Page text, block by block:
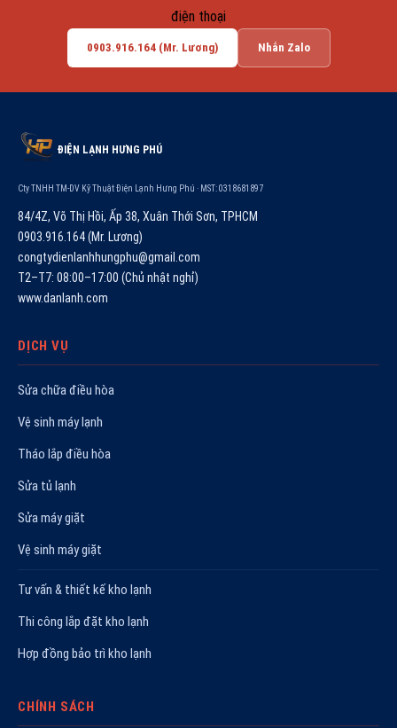
điện thoại
0903.916.164 (Mr. Lương) Nhắn Zalo
ĐIỆN LẠNH HƯNG PHÚ
Cty TNHH TM-DV Kỹ Thuật Điện Lạnh Hưng Phú · MST: 0318681897
84/4Z, Võ Thị Hồi, Ấp 38, Xuân Thới Sơn, TPHCM
0903.916.164 (Mr. Lương)
congtydienlanhhungphu@gmail.com
T2–T7: 08:00–17:00 (Chủ nhật nghỉ)
www.danlanh.com
DỊCH VỤ
Sửa chữa điều hòa
Vệ sinh máy lạnh
Tháo lắp điều hòa
Sửa tủ lạnh
Sửa máy giặt
Vệ sinh máy giặt
Tư vấn & thiết kế kho lạnh
Thi công lắp đặt kho lạnh
Hợp đồng bảo trì kho lạnh
CHÍNH SÁCH